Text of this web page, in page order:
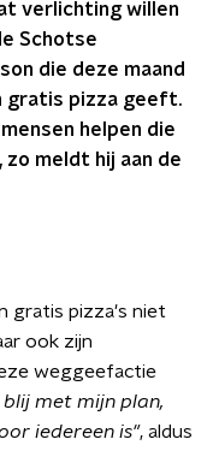
verlichting willen
Schotse
die deze maand
gratis pizza geeft.
helpen die
meldt hij aan de
gratis pizza's niet
ook zijn
weggeefactie
blij met mijn plan,
iedereen is", aldus